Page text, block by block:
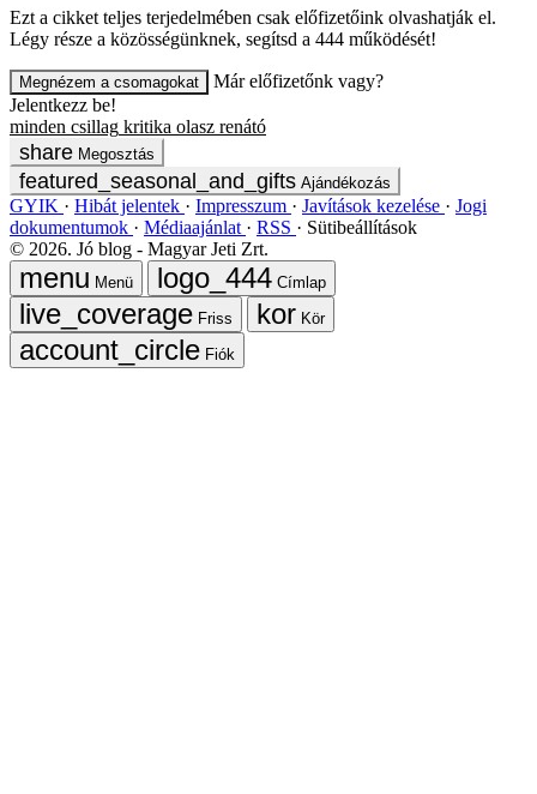
Ezt a cikket teljes terjedelmében csak előfizetőink olvashatják el.
Légy része a közösségünknek, segítsd a 444 működését!
Megnézem a csomagokat
Már előfizetőnk vagy?
Jelentkezz be!
minden csillag kritika olasz renátó
Megosztás
Ajándékozás
GYIK Hibát jelentek Impresszum Javítások kezelése
Jogi
dokumentumok
Médiaajánlat RSS
Sütibeállítások
© 2026. Jó blog - Magyar Jeti Zrt.
Menü
Címlap
Friss
Kör
Fiók